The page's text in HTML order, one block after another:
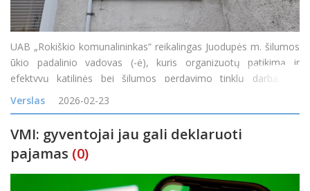
UAB „Rokiškio komunalininkas“ reikalingas Juodupės m. šilumos
ūkio padalinio vadovas (-ė), kuris organizuotų patikimą ir
efektyvų katilinės bei šilumos perdavimo tinklų darbą. CV
siųskite adresu: info@rokom.lt Daugiau informacijos tel. 0 612
21751 arba https://www.
Verslas 2026-02-23
VMI: gyventojai jau gali deklaruoti
pajamas (0)